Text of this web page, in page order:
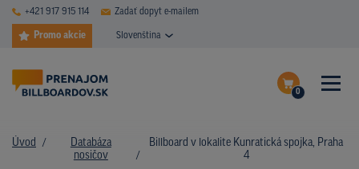
+421 917 915 114 Zadať dopyt e-mailem
Promo akcie Slovenština
0
Dokončiť dopyt
DATABÁZA NOSIČOV
Úvod
Databáza
nosičov
Billboard v lokalite Kunratická spojka, Praha
4